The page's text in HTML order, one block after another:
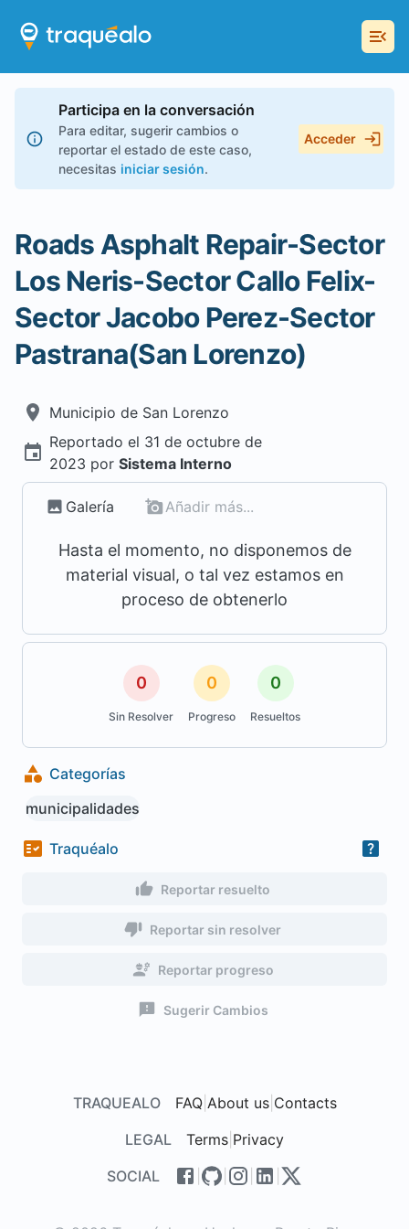
Participa en la conversación
Para editar, sugerir cambios o
reportar el estado de este caso,
necesitas iniciar sesión.
Acceder
Roads Asphalt Repair-Sector
Los Neris-Sector Callo Felix-
Sector Jacobo Perez-Sector
Pastrana(San Lorenzo)
Municipio de San Lorenzo
Reportado el 31 de octubre de
2023 por Sistema Interno
Galería Añadir más...
Hasta el momento, no disponemos de
material visual, o tal vez estamos en
proceso de obtenerlo
0
Sin Resolver
0
Progreso
0
Resueltos
Categorías
municipalidades
Traquéalo
Reportar resuelto
Reportar sin resolver
Reportar progreso
Sugerir Cambios
TRAQUEALO FAQ| About us| Contacts
LEGAL
Terms Privacy
SOCIAL